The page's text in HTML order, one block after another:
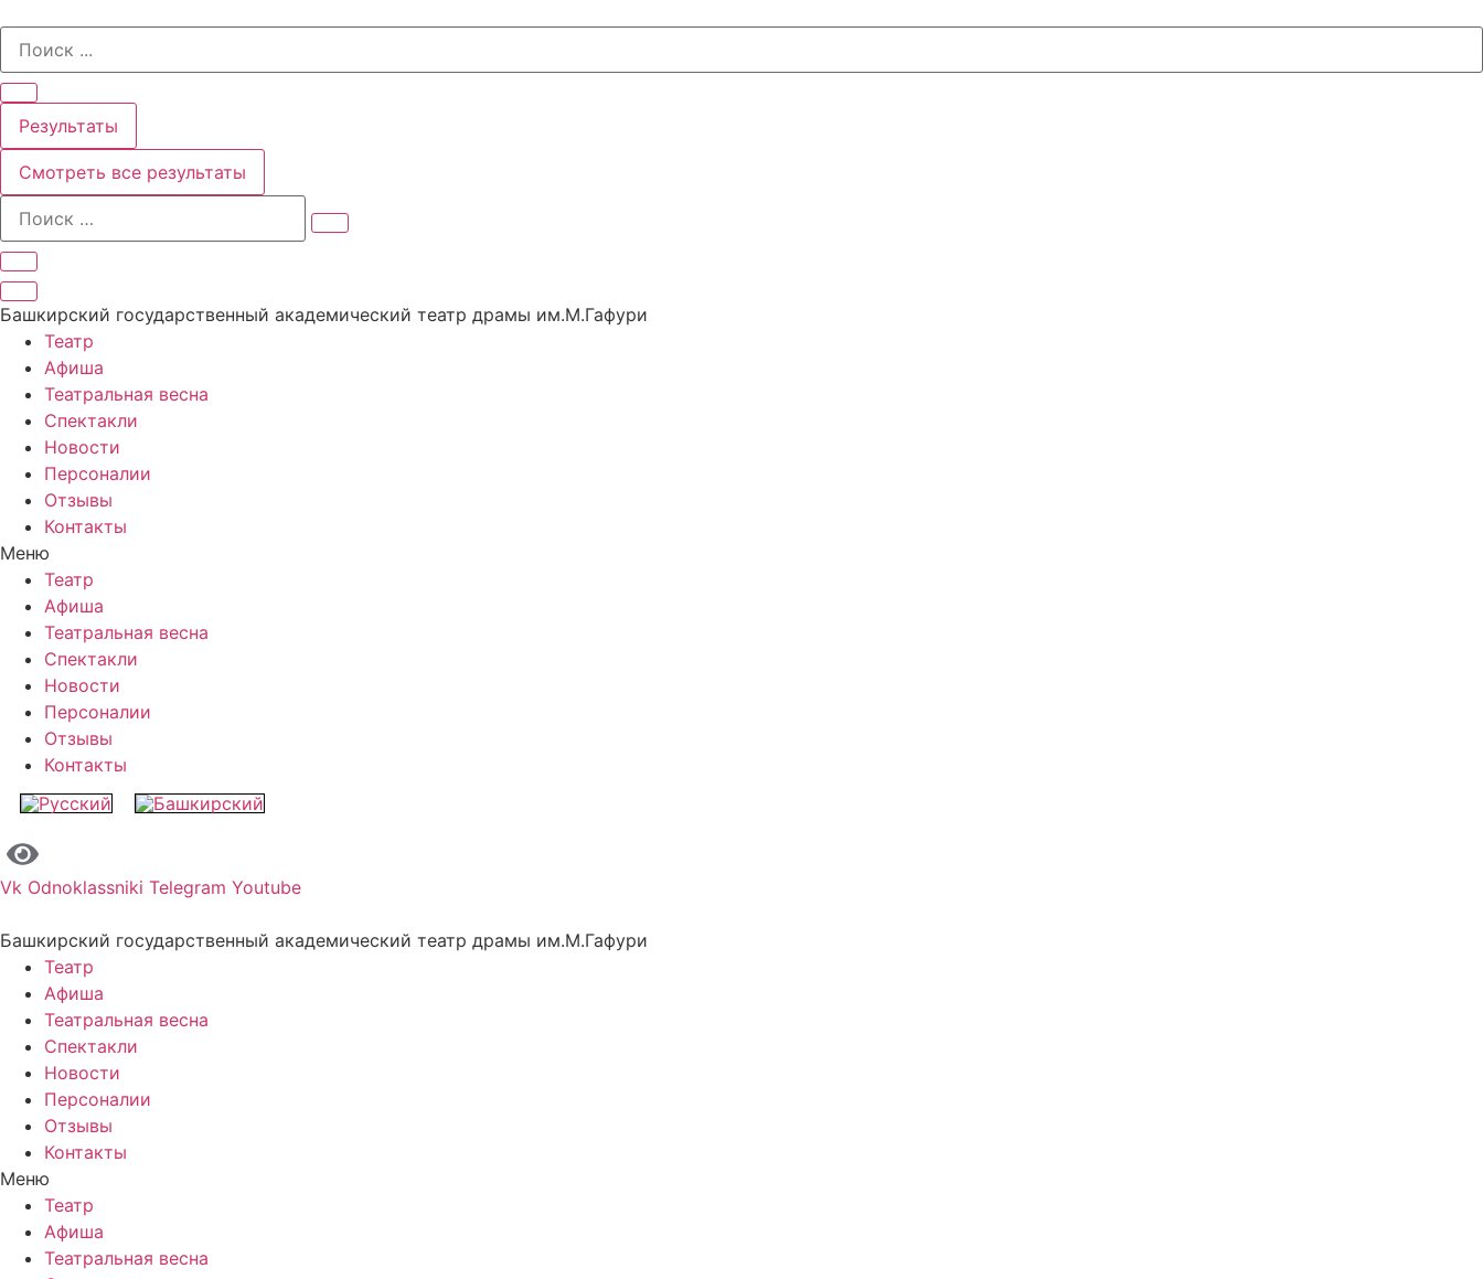
содержимому
Search
Результаты
Смотреть все результаты
Башкирский государственный академический театр драмы им.М.Гафури
Театр
Афиша
Театральная весна
Спектакли
Новости
Персоналии
Отзывы
Контакты
Меню
Театр
Афиша
Театральная весна
Спектакли
Новости
Персоналии
Отзывы
Контакты
Vk Odnoklassniki Telegram Youtube
Башкирский государственный академический театр драмы им.М.Гафури
Театр
Афиша
Театральная весна
Спектакли
Новости
Персоналии
Отзывы
Контакты
Меню
Театр
Афиша
Театральная весна